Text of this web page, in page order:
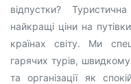
відпустки?
найкращі ціни на
країнах світу. Ми
гарячих турів,
та організації як